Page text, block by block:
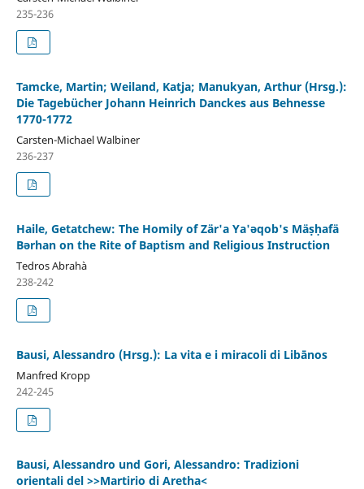
235-236
Tamcke, Martin; Weiland, Katja; Manukyan, Arthur (Hrsg.):
Die Tagebücher Johann Heinrich Danckes aus Behnesse
1770-1772
Carsten-Michael Walbiner
236-237
Haile, Getatchew: The Homily of Zär'a Ya'ǝqob's Mäṣḥafä
Bǝrhan on the Rite of Baptism and Religious Instruction
Tedros Abrahà
238-242
Bausi, Alessandro (Hrsg.): La vita e i miracoli di Libānos
Manfred Kropp
242-245
Bausi, Alessandro und Gori, Alessandro: Tradizioni
orientali del >>Martirio di Aretha<